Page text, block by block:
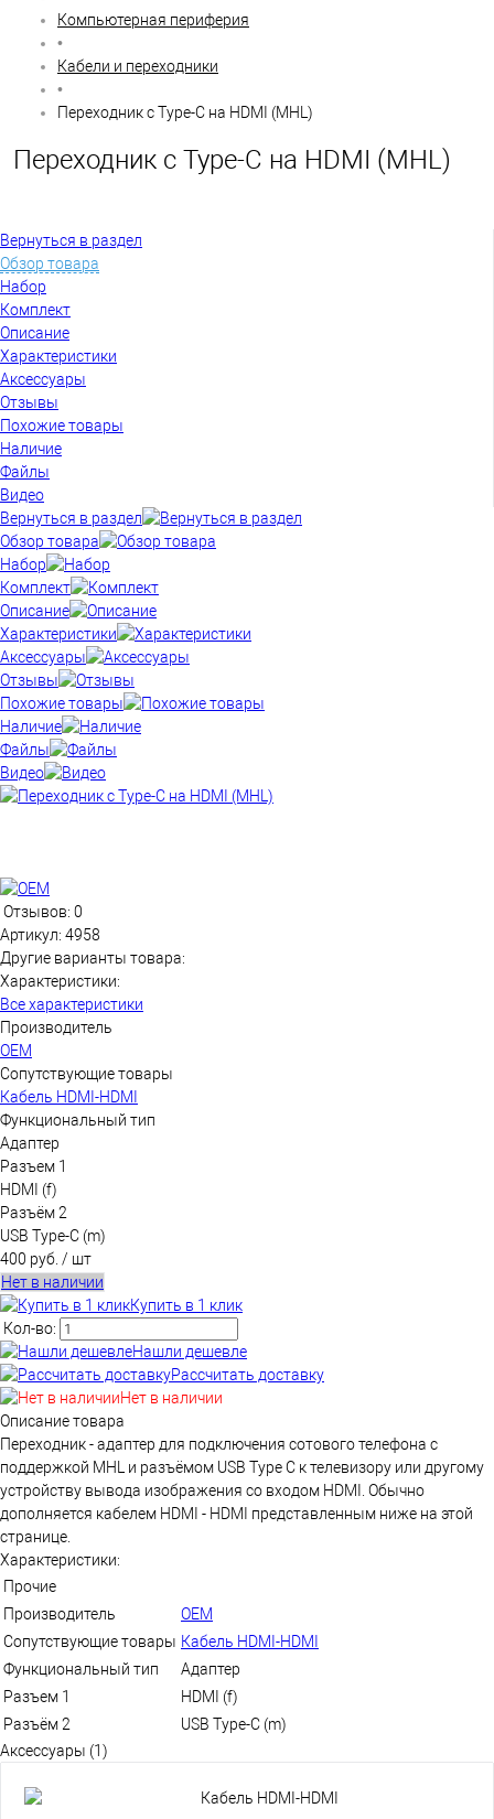
Компьютерная периферия
•
Кабели и переходники
•
Переходник с Type-C на HDMI (MHL)
Переходник с Type-C на HDMI (MHL)
Вернуться в раздел
Обзор товара
Набор
Комплект
Описание
Характеристики
Аксессуары
Отзывы
Похожие товары
Наличие
Файлы
Видео
Вернуться в раздел
Обзор товара
Набор
Комплект
Описание
Характеристики
Аксессуары
Отзывы
Похожие товары
Наличие
Файлы
Видео
Отзывов: 0
Артикул: 4958
Другие варианты товара:
Характеристики:
Все характеристики
Производитель
OEM
Сопутствующие товары
Кабель HDMI-HDMI
Функциональный тип
Адаптер
Разъем 1
HDMI (f)
Разъём 2
USB Type-C (m)
400 руб. / шт
Нет в наличии
Купить в 1 клик
Кол-во:
Нашли дешевле
Рассчитать доставку
Нет в наличии
Описание товара
Переходник - адаптер для подключения сотового телефона с
поддержкой MHL и разъёмом USB Type C к телевизору или другому
устройству вывода изображения со входом HDMI. Обычно
дополняется кабелем HDMI - HDMI представленным ниже на этой
странице.
Характеристики:
Прочие
Производитель
OEM
Сопутствующие товары Кабель HDMI-HDMI
Функциональный тип
Адаптер
Разъем 1
HDMI (f)
Разъём 2
USB Type-C (m)
Аксессуары (1)
Кабель HDMI-HDMI